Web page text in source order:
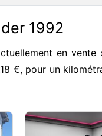
1992
en vente
€, pour un